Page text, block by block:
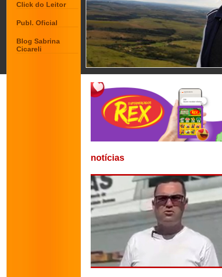
Click do Leitor
Publ. Oficial
Blog Sabrina
Cicareli
notícias